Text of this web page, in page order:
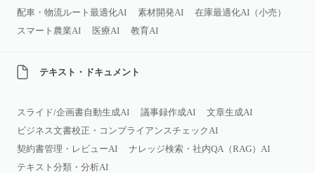
配車・物流ルート最適化AI
素材開発AI
在庫最適化AI（小売）
スマート農業AI
医療AI 教育AI
テキスト・ドキュメント
スライド/企画書自動生成AI 議事録作成AI
文章生成AI
ビジネス文書校正・コンプライアンスチェックAI
契約書管理・レビューAI
ナレッジ検索・社内QA（RAG）AI
テキスト分類・分析AI